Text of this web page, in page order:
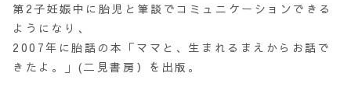
第2子妊娠中に胎児と筆談でコミュニケーションできる
ようになり、
2007年に胎話の本「ママと、生まれるまえからお話で
きたよ。」(二見書房）を出版。